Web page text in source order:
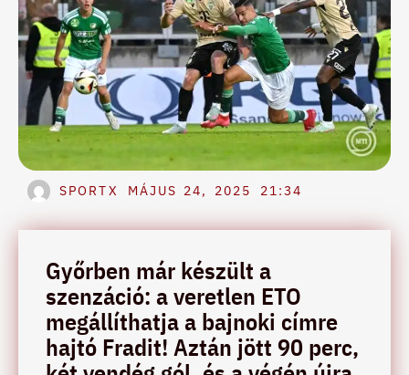
SPORTX MÁJUS 24, 2025 21:34
Győrben már készült a
szenzáció: a veretlen ETO
megállíthatja a bajnoki címre
hajtó Fradit! Aztán jött 90 perc,